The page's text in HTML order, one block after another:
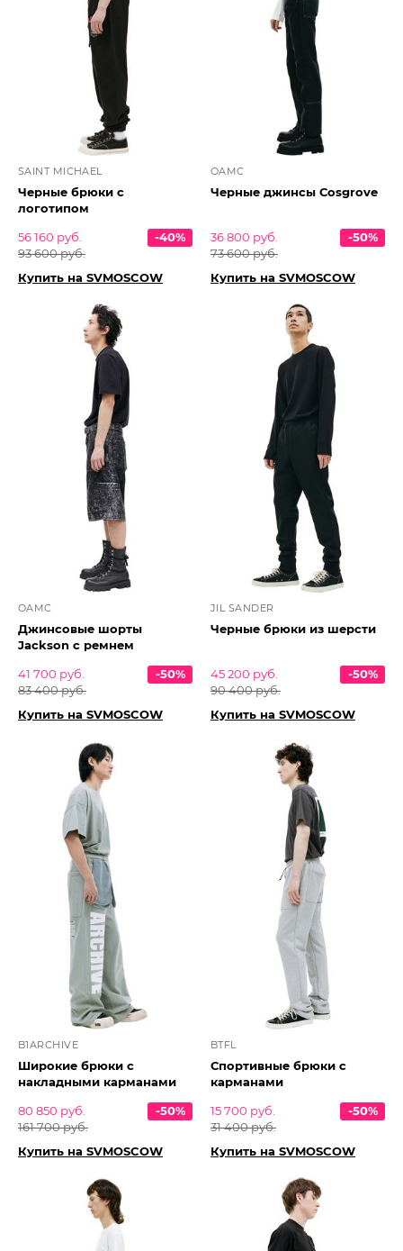
SAINT MICHAEL
Черные брюки с
логотипом
56 160 руб.
93 600 руб.
-40%
Купить на SVMOSCOW
OAMC
Черные джинсы Сosgrove
36 800 руб.
73 600 руб.
-50%
Купить на SVMOSCOW
OAMC
Джинсовые шорты
Jackson с ремнем
41 700 руб.
83 400 руб.
-50%
Купить на SVMOSCOW
JIL SANDER
Черные брюки из шерсти
45 200 руб.
90 400 руб.
-50%
Купить на SVMOSCOW
B1ARCHIVE
Широкие брюки с
накладными карманами
80 850 руб.
161 700 руб.
-50%
Купить на SVMOSCOW
BTFL
Спортивные брюки с
карманами
15 700 руб.
31 400 руб.
-50%
Купить на SVMOSCOW